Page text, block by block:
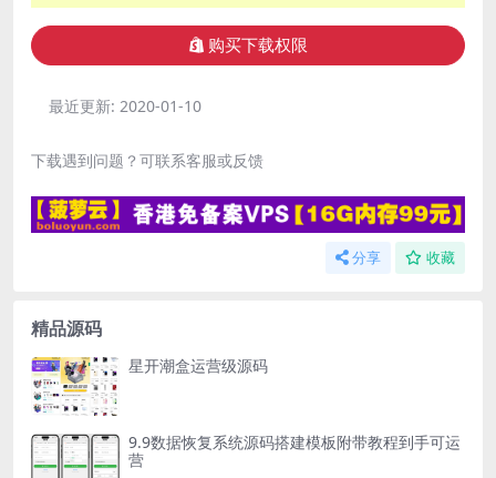
购买下载权限
最近更新: 2020-01-10
下载遇到问题？可联系客服或反馈
分享 收藏
精品源码
星开潮盒运营级源码
9.9数据恢复系统源码搭建模板附带教程到手可运
营